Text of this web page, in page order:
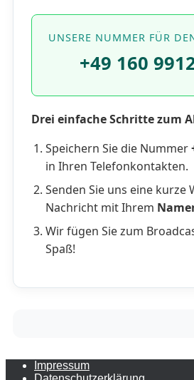
UNSERE NUMMER FÜR
+49 160
Drei einfache Schritte zum
Speichern Sie die Nummer
in Ihren Telefonkontakten.
Senden Sie uns eine kurze
Nachricht mit Ihrem
Wir fügen Sie zum
Spaß!
Impressum